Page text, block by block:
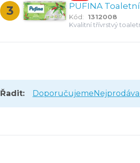
3 PUFINA
Kód:
1312008
Kvalitní třívrstvý
Řadit: Doporučujeme